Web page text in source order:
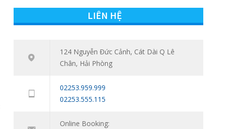
khó khăn tâm lý
LIÊN HỆ
124 Nguyễn Đức Cảnh, Cát Dài Q Lê
Chân, Hải Phòng
02253.959.999
02253.555.115
Online Booking: